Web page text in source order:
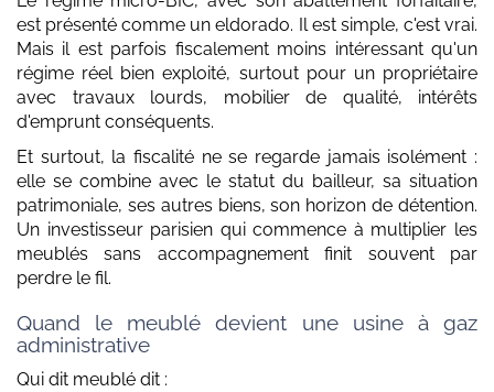
est présenté comme un eldorado. Il est simple, c'est vrai.
Mais il est parfois fiscalement moins intéressant qu'un
régime réel bien exploité, surtout pour un propriétaire
avec travaux lourds, mobilier de qualité, intérêts
d'emprunt conséquents.
Et surtout, la fiscalité ne se regarde jamais isolément :
elle se combine avec le statut du bailleur, sa situation
patrimoniale, ses autres biens, son horizon de détention.
Un investisseur parisien qui commence à multiplier les
meublés sans accompagnement finit souvent par
perdre le fil.
Quand le meublé devient une usine à gaz
administrative
Qui dit meublé dit :